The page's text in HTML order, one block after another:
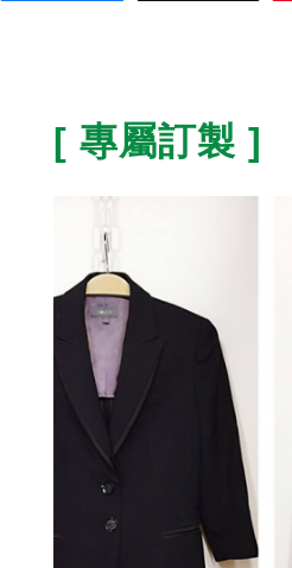
[ 專屬訂製 ]